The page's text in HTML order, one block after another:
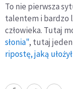
To nie pierwsza
talentem i bardzo
człowieka. Tutaj
słonia", tutaj jeden
ripostę, jaką